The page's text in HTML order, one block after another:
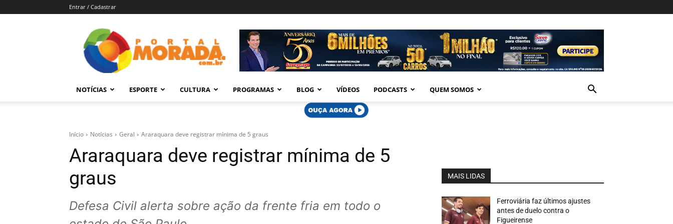
Entrar / Cadastrar
Morada
–
Araraquara
NOTÍCIAS ESPORTE CULTURA PROGRAMAS BLOG VÍDEOS PODCASTS QUEM SOMOS
Início Notícias Geral Araraquara deve registrar mínima de 5 graus
Araraquara deve registrar mínima de 5
graus
Defesa Civil alerta sobre ação da frente fria em todo o
MAIS LIDAS
Ferroviária faz últimos ajustes
antes de duelo contra o
Figueirense